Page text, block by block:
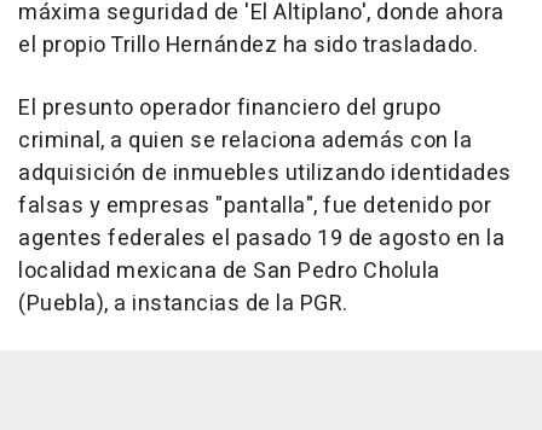
máxima seguridad de 'El Altiplano', donde ahora
el propio Trillo Hernández ha sido trasladado.
El presunto operador financiero del grupo
criminal, a quien se relaciona además con la
adquisición de inmuebles utilizando identidades
falsas y empresas "pantalla", fue detenido por
agentes federales el pasado 19 de agosto en la
localidad mexicana de San Pedro Cholula
(Puebla), a instancias de la PGR.